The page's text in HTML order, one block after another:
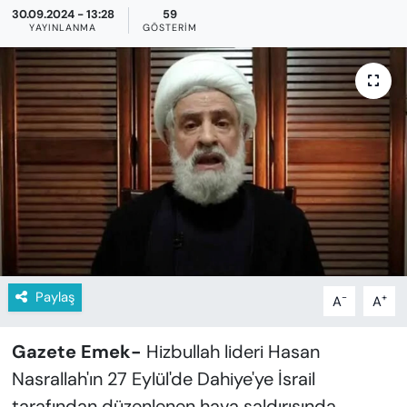
30.09.2024 - 13:28
YAYINLANMA
59
GÖSTERIM
Paylaş A- A+
Gazete Emek- Hizbullah lideri Hasan
Nasrallah'ın 27 Eylül'de Dahiye'ye İsrail
KADIN
SAĞLIK
SPOR
KÜLTÜR-SANAT
MAGAZİN
ÖZEL HABER
YAZAR KÖŞESİ
VAN VE DİYARBAKIR HABERLERİ